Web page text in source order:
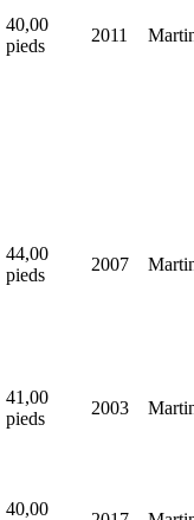
40,00
pieds
2011
44,00
pieds
2007
41,00
pieds
2003
40,00